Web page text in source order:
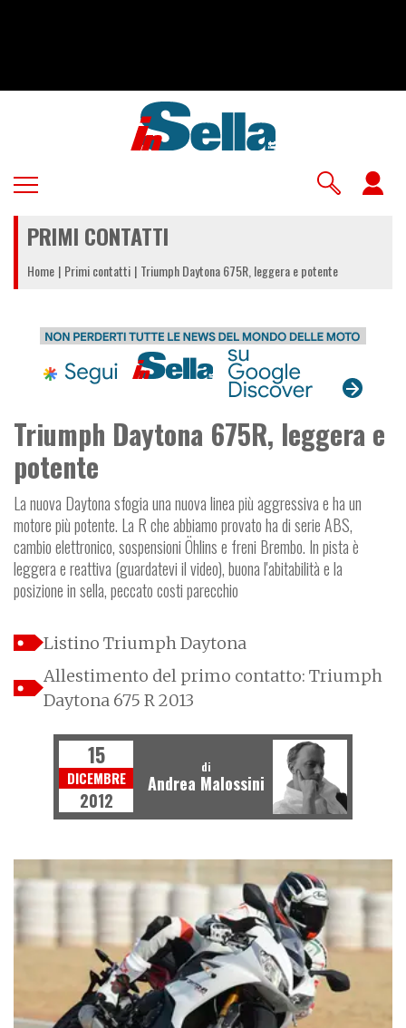
PRIMI CONTATTI
Home Primi contatti Triumph Daytona 675R, leggera e potente
Triumph Daytona 675R, leggera e
potente
La nuova Daytona sfogia una nuova linea più aggressiva e ha un
motore più potente. La R che abbiamo provato ha di serie ABS,
cambio elettronico, sospensioni Öhlins e freni Brembo. In pista è
leggera e reattiva (guardatevi il video), buona l'abitabilità e la
posizione in sella, peccato costi parecchio
Listino Triumph Daytona
Allestimento del primo contatto: Triumph
Daytona 675 R 2013
15
DICEMBRE
2012
di
Andrea Malossini